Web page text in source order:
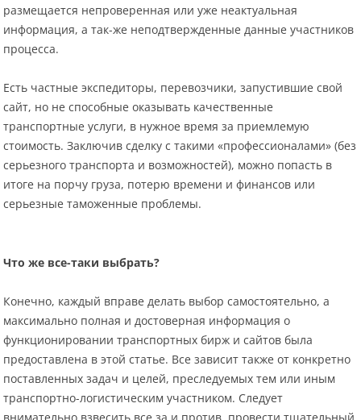
размещается непроверенная или уже неактуальная
информация, а так-же неподтвержденные данные участников
процесса.
Есть частные экспедиторы, перевозчики, запустившие свой
сайт, но не способные оказывать качественные
транспортные услуги, в нужное время за приемлемую
стоимость. Заключив сделку с такими «профессионалами» (без
серьезного транспорта и возможностей), можно попасть в
итоге на порчу груза, потерю времени и финансов или
серьезные таможенные проблемы.
Что же все-таки выбрать?
Конечно, каждый вправе делать выбор самостоятельно, а
максимально полная и достоверная информация о
функционировании транспортных бирж и сайтов была
предоставлена в этой статье. Все зависит также от конкретно
поставленных задач и целей, преследуемых тем или иным
транспортно-логистическим участником. Следует